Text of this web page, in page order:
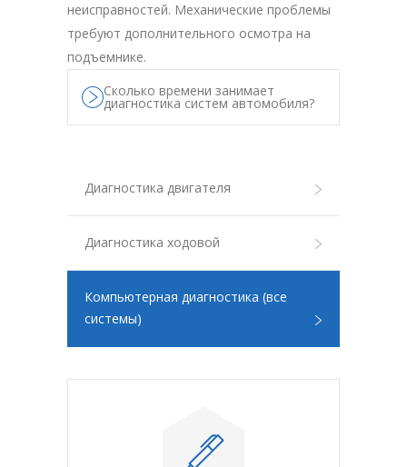
Диагностика двигателя
Диагностика ходовой
Компьютерная диагностика (все
системы)
неисправностей. Механические проблемы
требуют дополнительного осмотра на
подъемнике.
Сколько времени занимает
диагностика систем автомобиля?